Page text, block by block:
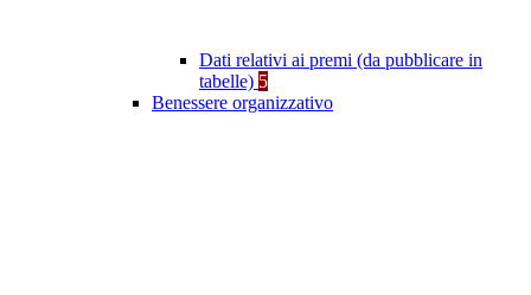
Dati relativi ai premi (da pubblicare in
tabelle) 5
Benessere organizzativo